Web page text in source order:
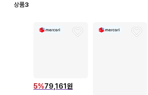
상품3
5%79,161원